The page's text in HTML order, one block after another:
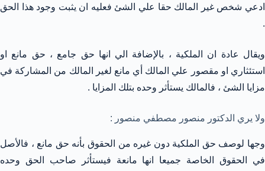
ادعي شخص غير المالك حقا علي الشئ فعليه ان يثبت وجود هذا الحق
.
ويقال عادة ان الملكية ، بالإضافة الي انها حق جامع ، حق مانع او
استئثاري او مقصور علي المالك أي مانع لغير المالك من المشاركة في
مزايا الشئ ، فالمالك يستأثر وحده بتلك المزايا .
ولا يري الدكتور منصور مصطفي منصور :
وجها لوصف حق الملكية دون غيره من الحقوق بأنه حق مانع ، فالأصل
في الحقوق الخاصة جميعا انها مانعة فيستأثر صاحب الحق وحده